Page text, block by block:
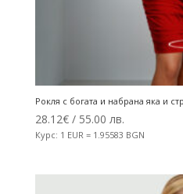
Рокля с богата и набрана яка и
28.12€/ 55.00 лв.
Курс: 1 EUR = 1.95583 BGN